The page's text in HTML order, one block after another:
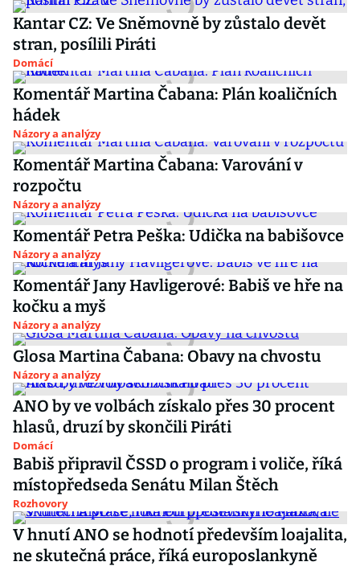
Kantar CZ: Ve Sněmovně by zůstalo devět
stran, posílili Piráti
Domácí
Komentář Martina Čabana: Plán koaličních
hádek
Názory a analýzy
Komentář Martina Čabana: Varování v
rozpočtu
Názory a analýzy
Komentář Petra Peška: Udička na babišovce
Názory a analýzy
Komentář Jany Havligerové: Babiš ve hře na
kočku a myš
Názory a analýzy
Glosa Martina Čabana: Obavy na chvostu
Názory a analýzy
ANO by ve volbách získalo přes 30 procent
hlasů, druzí by skončili Piráti
Domácí
Babiš připravil ČSSD o program i voliče, říká
místopředseda Senátu Milan Štěch
Rozhovory
V hnutí ANO se hodnotí především loajalita,
ne skutečná práce, říká europoslankyně